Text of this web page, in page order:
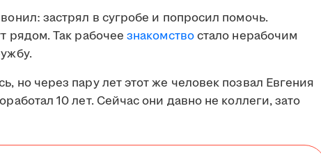
застрял в сугробе и попросил помочь.
рядом. Так рабочеезнакомствостало нерабочим
но через пару лет этот же человек позвал Евгения
10 лет. Сейчас они давно не коллеги, зато